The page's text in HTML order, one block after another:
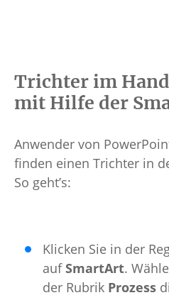
Trichter im
mit Hilfe der
Anwender von
finden einen Trichter in
So geht’s:
Klicken Sie in der
aufSmartArt.
der Rubrik Prozess